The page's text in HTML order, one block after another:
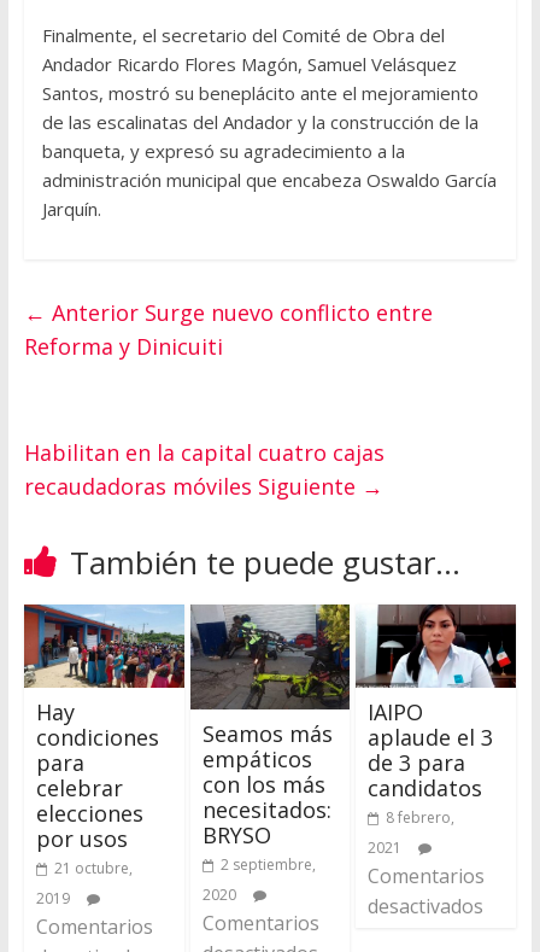
Finalmente, el secretario del Comité de Obra del
Andador Ricardo Flores Magón, Samuel Velásquez
Santos, mostró su beneplácito ante el mejoramiento
de las escalinatas del Andador y la construcción de la
banqueta, y expresó su agradecimiento a la
administración municipal que encabeza Oswaldo García
Jarquín.
← AnteriorSurge nuevo conflicto entre
Reforma y Dinicuiti
Habilitan en la capital cuatro cajas
recaudadoras móviles Siguiente →
También te puede gustar...
Hay
condiciones
para
celebrar
elecciones
por usos
21 octubre,
2019
Comentarios
Seamos más
empáticos
con los más
necesitados:
BRYSO
2 septiembre,
2020
Comentarios
IAIPO
aplaude el 3
de 3 para
candidatos
8 febrero,
2021
Comentarios
desactivados